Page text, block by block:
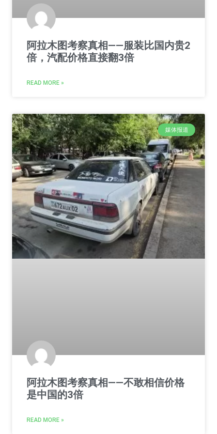
阿拉木图考察真相——服装比国内贵2
倍，汽配价格直接翻3倍
READ MORE »
媒体报道
阿拉木图考察真相——不敢相信价格
是中国的3倍
READ MORE »